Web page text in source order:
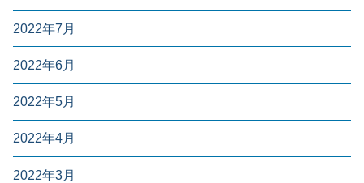
2022年7月
2022年6月
2022年5月
2022年4月
2022年3月